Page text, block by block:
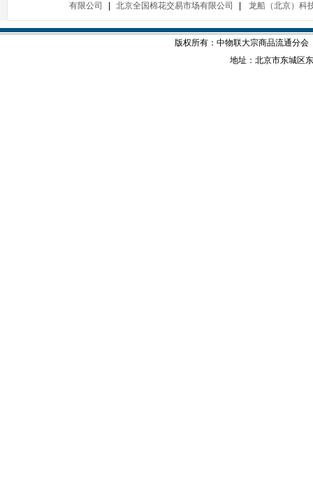
有限公司
北京全国棉花交易市场有限公司 龙船（北京）科
版权所有：中物联大宗商品流通分
地址：北京市东城区